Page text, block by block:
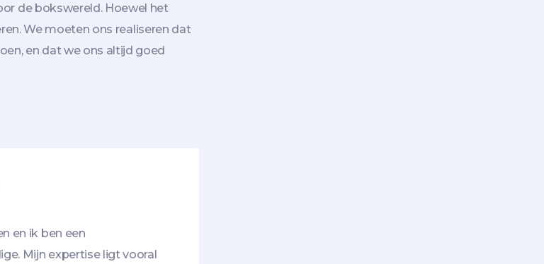
de bokswereld. Hoewel het
We moeten ons realiseren dat
en dat we ons altijd goed
en ik ben een
Mijn expertise ligt vooral